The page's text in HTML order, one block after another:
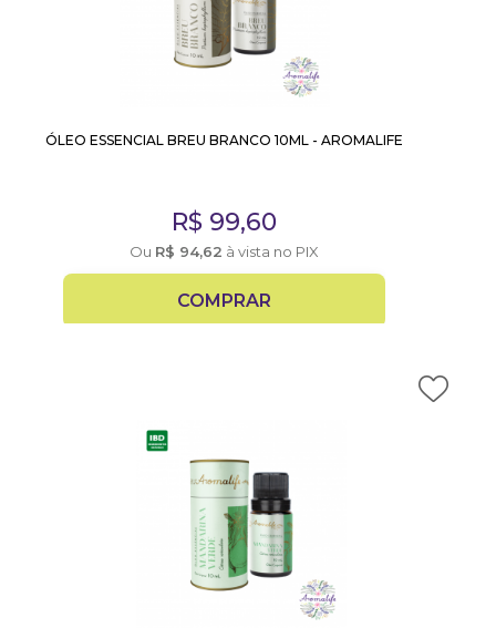
ÓLEO ESSENCIAL BREU BRANCO 10ML - AROMALIFE
R$ 99,60
Ou R$ 94,62 à vista no PIX
COMPRAR